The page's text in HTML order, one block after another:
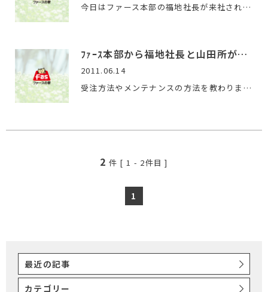
今日はファース本部の福地社長が来社され、ソーシャルネットワ…
ﾌｧｰｽ本部から福地社長と山田所が来社
2011.06.14
受注方法やメンテナンスの方法を教わりました。 とにかく、小さ…
2 件 [1 - 2件目 ]
1
最近の記事
カテゴリー